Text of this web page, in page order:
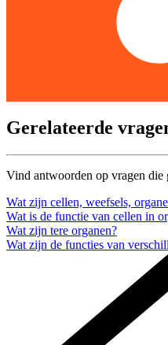
Gerelateerde
Vind antwoorden op vragen die
Wat zijn cellen, weefsels,
Wat is de functie van cellen in
Wat zijn tere organen?
Wat zijn de functies van